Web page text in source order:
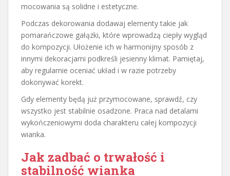
mocowania są solidne i estetyczne.
Podczas dekorowania dodawaj elementy takie jak
pomarańczowe gałązki, które wprowadzą ciepły wygląd
do kompozycji. Ułożenie ich w harmonijny sposób z
innymi dekoracjami podkreśli jesienny klimat. Pamiętaj,
aby regularnie oceniać układ i w razie potrzeby
dokonywać korekt.
Gdy elementy będą już przymocowane, sprawdź, czy
wszystko jest stabilnie osadzone. Praca nad detalami
wykończeniowymi doda charakteru całej kompozycji
wianka.
Jak zadbać o trwałość i
stabilność wianka